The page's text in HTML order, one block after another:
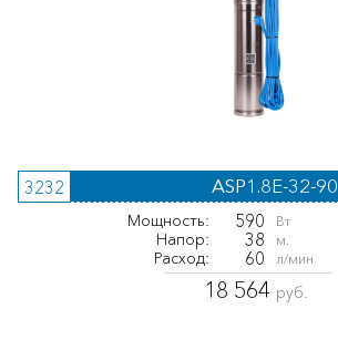
3232 ASP1.8E-32-90
Мощность: 590 Вт
Напор: 38 м.
Расход: 60 л/мин
18 564 руб.